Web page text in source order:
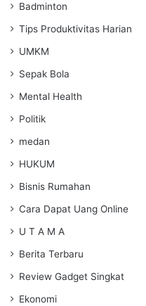
Badminton
Tips Produktivitas Harian
UMKM
Sepak Bola
Mental Health
Politik
medan
HUKUM
Bisnis Rumahan
Cara Dapat Uang Online
U T A M A
Berita Terbaru
Review Gadget Singkat
Ekonomi